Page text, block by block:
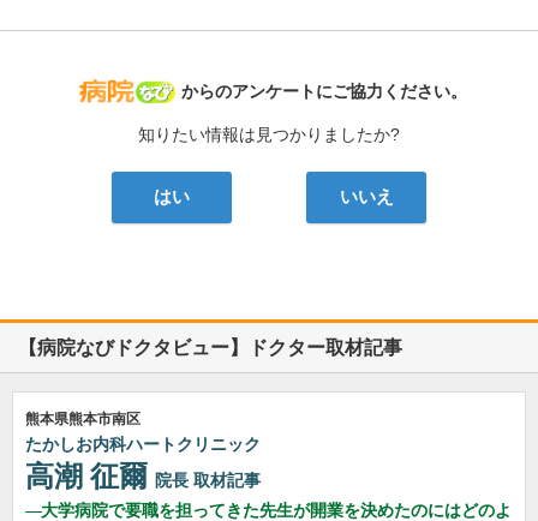
病院なび
からのアンケートにご協力ください。
知りたい情報は見つかりましたか?
はい いいえ
【病院なびドクタビュー】ドクター取材記事
熊本県熊本市南区
たかしお内科ハートクリニック
高潮 征爾 院長 取材記事
大学病院で要職を担ってきた先生が開業を決めたのにはどのよ